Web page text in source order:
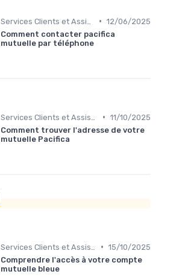
• 12/06/2025
Comment contacter pacifica
mutuelle par téléphone
• 11/10/2025
Comment trouver l'adresse de votre
mutuelle Pacifica
• 15/10/2025
Comprendre l'accès à votre compte
mutuelle bleue